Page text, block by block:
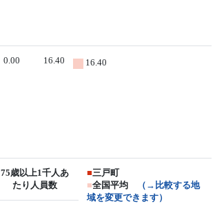
0.00 16.40 16.40
75歳以上1千人あ
たり人員数
■三戸町
■全国平均
（→比較する地
域を変更できます）